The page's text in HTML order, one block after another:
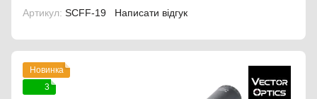
Артикул: SCFF-19 Написати відгук
Новинка
3